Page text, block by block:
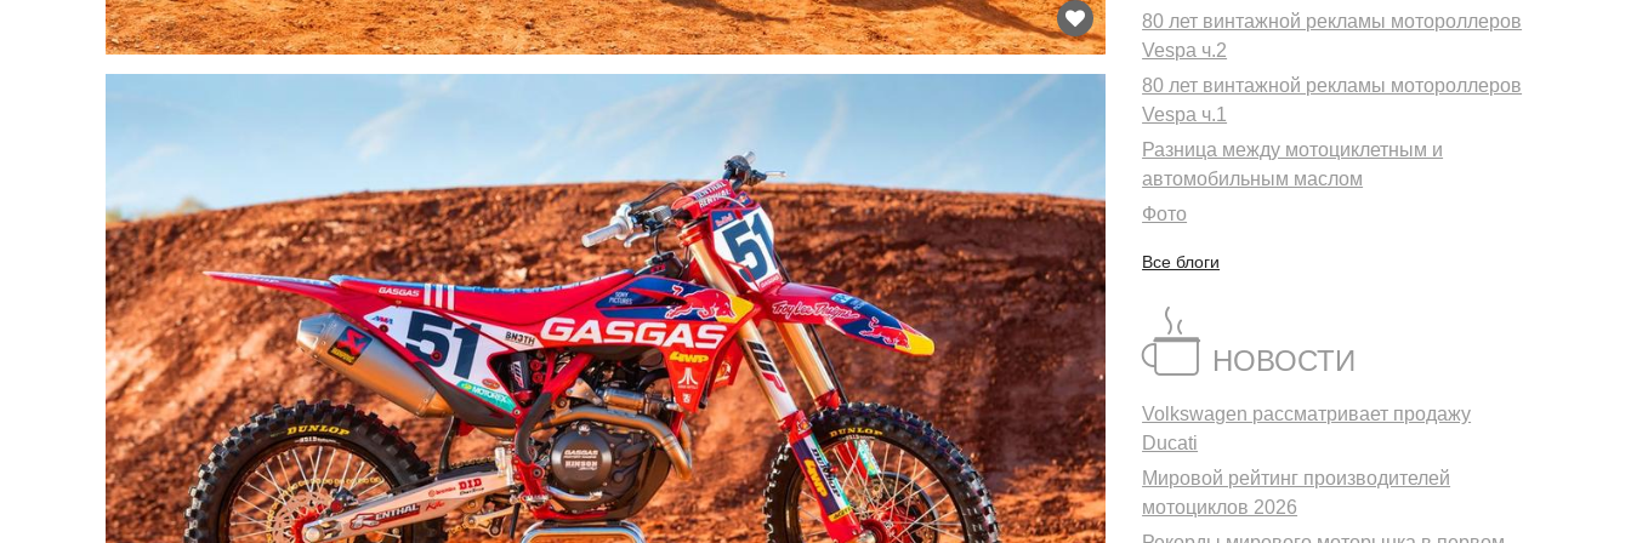
80 лет винтажной рекламы мотороллеров
Vespa ч.2
80 лет винтажной рекламы мотороллеров
Vespa ч.1
Разница между мотоциклетным и
автомобильным маслом
Фото
Все блоги
НОВОСТИ
Volkswagen рассматривает продажу
Ducati
Мировой рейтинг производителей
мотоциклов 2026